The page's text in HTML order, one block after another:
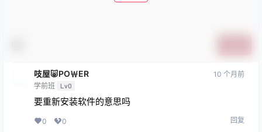
吱屋🐷PO￦ER
学前班 Lv0
10 个月前
要重新安装软件的意思吗
0 0 回复